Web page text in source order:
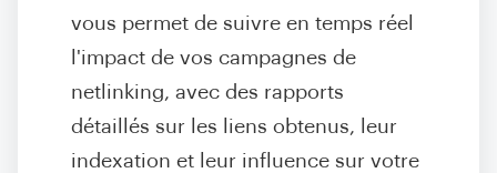
vous permet de suivre en temps réel
l'impact de vos campagnes de
netlinking, avec des rapports
détaillés sur les liens obtenus, leur
indexation et leur influence sur votre